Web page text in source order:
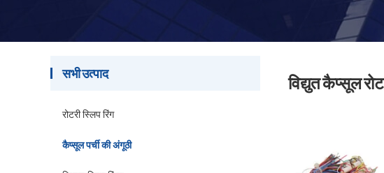
सभी उत्पाद
रोटरी स्लिप रिंग
कैप्सूल पर्ची की अंगूठी
विद्युत कैप्सूल